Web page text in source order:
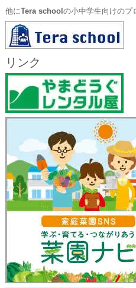
他にTera school の小中学生向けのプ
リンク